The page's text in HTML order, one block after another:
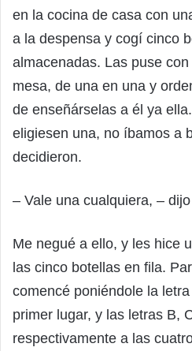
en la cocina de casa con
a la despensa y cogí cinco
almacenadas. Las puse
mesa, de una en una y
de enseñárselas a él ya
eligiesen una, no íbamos a
decidieron.
– Vale una cualquiera, –
Me negué a ello, y les hice
las cinco botellas en fila.
comencé poniéndole la
primer lugar, y las letras B,
respectivamente a las